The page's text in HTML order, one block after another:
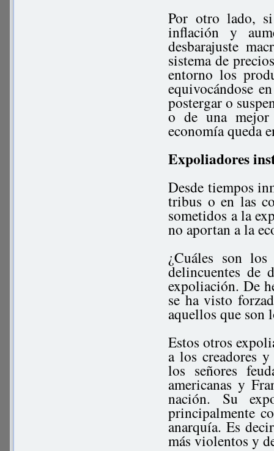
Por otro lado,
inflación y
desbarajuste
sistema de
entorno los
equivocándose
postergar o
o de una
economía queda
Expoliadores
Desde tiempos
tribus o en las
sometidos a la
no aportan a la
¿Cuáles son
delincuentes de
expoliación. De
se ha visto
aquellos que son
Estos otros
a los creadores
los señores
americanas y
nación. Su
principalmente
anarquía. Es
más violentos y